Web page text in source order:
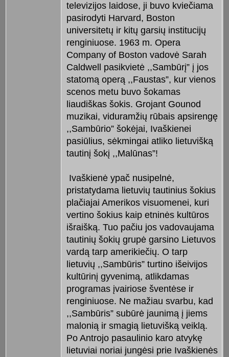
televizijos laidose, ji buvo kviečiama
pasirodyti Harvard, Boston
universitetų ir kitų garsių institucijų
renginiuose. 1963 m. Opera
Company of Boston vadovė Sarah
Caldwell pasikvietė ,,Sambūrį” į jos
statomą operą ,,Faustas”, kur vienos
scenos metu buvo šokamas
liaudiškas šokis. Grojant Gounod
muzikai, viduramžių rūbais apsirengę
,,Sambūrio” šokėjai, Ivaškienei
pasiūlius, sėkmingai atliko lietuvišką
tautinį šokį ,,Malūnas”!
Ivaškienė ypač nusipelnė,
pristatydama lietuvių tautinius šokius
plačiajai Amerikos visuomenei, kuri
vertino šokius kaip etninės kultūros
išraišką. Tuo pačiu jos vadovaujama
tautinių šokių grupė garsino Lietuvos
vardą tarp amerikiečių. O tarp
lietuvių ,,Sambūris” turtino išeivijos
kultūrinį gyvenimą, atlikdamas
programas įvairiose šventėse ir
renginiuose. Ne mažiau svarbu, kad
,,Sambūris” subūrė jaunimą į jiems
malonią ir smagią lietuvišką veiklą.
Po Antrojo pasaulinio karo atvykę
lietuviai noriai jungėsi prie Ivaškienės